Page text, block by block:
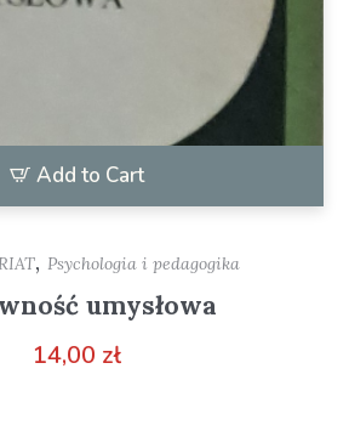
Add to Cart
, Psychologia i pedagogika
umysłowa
14,00 zł